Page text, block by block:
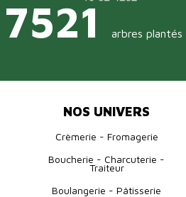
7521 arbres plantés
NOS UNIVERS
Crèmerie - Fromagerie
Boucherie - Charcuterie -
Traiteur
Boulangerie - Pâtisserie